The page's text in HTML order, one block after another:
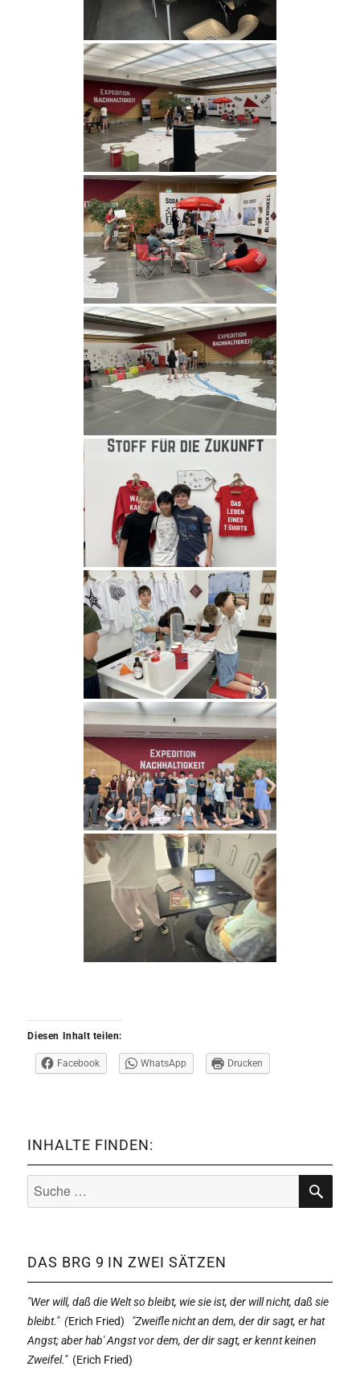
Diesen Inhalt teilen:
Facebook WhatsApp Drucken
INHALTE FINDEN:
Suche
nach:
SUCHE
DAS BRG 9 IN ZWEI SÄTZEN
"Wer will, daß die Welt so bleibt, wie sie ist, der will nicht, daß sie
bleibt." (Erich Fried)
"Zweifle nicht an dem, der dir sagt, er hat
Angst; aber hab' Angst vor dem, der dir sagt, er kennt keinen
Zweifel."(Erich Fried)